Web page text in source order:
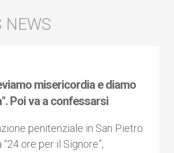
misericordia e diamo
Poi va a confessarsi
penitenziale in San Pietro
“24 ore per il Signore”,